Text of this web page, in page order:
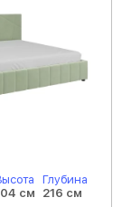
см
Глубина
216 см